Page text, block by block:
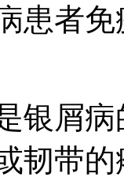
患者
银屑
韧带